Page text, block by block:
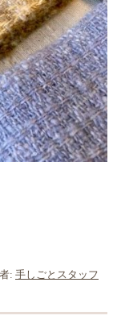
: 手しごとスタッフ